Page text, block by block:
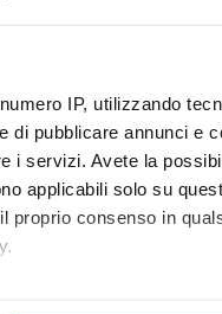
IP, utilizzando
di pubblicare annunci e
i servizi. Avete la
applicabili solo su
proprio consenso in